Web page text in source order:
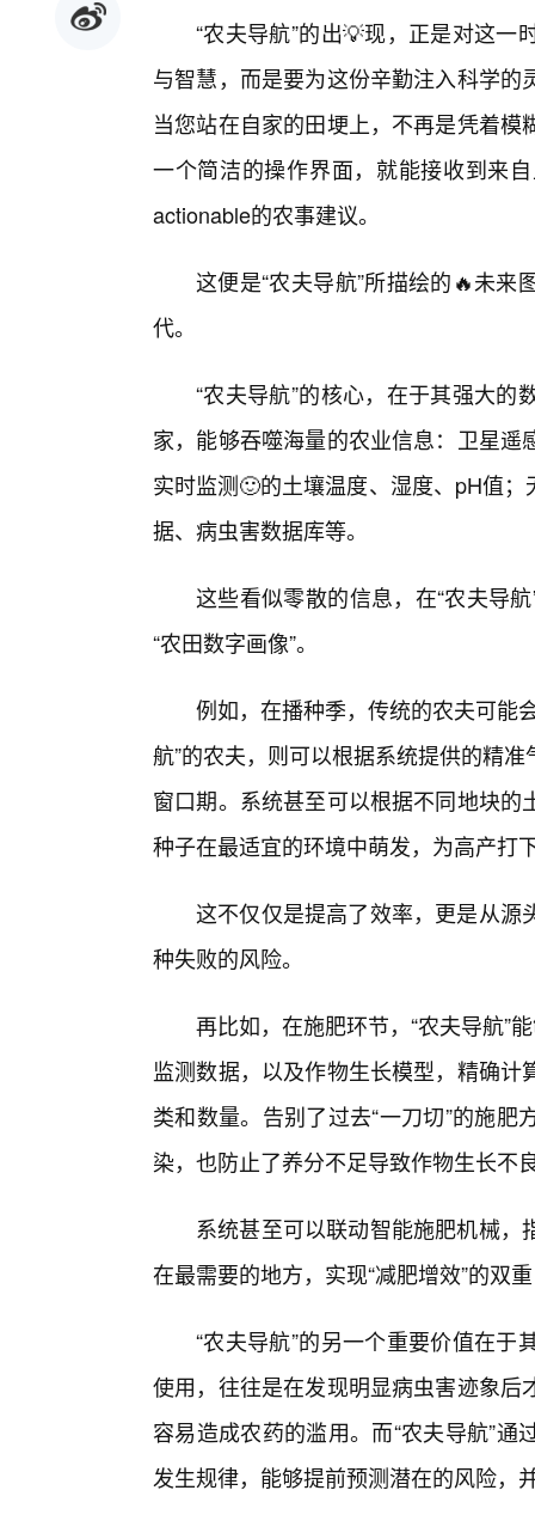
“农夫导航”的出💡现，正是对这
与智慧，而是要为这份辛勤注入科学
当您站在自家的田埂上，不再是凭着
一个简洁的操作界面，就能接收到来
actionable的农事建议。
这便是“农夫导航”所描绘的🔥未
代。
“农夫导航”的核心，在于其强大
家，能够吞噬海量的农业信息：卫星
实时监测🙂的土壤温度、湿度、pH值
据、病虫害数据库等。
这些看似零散的信息，在“农夫导
“农田数字画像”。
例如，在播种季，传统的农夫可能
航”的农夫，则可以根据系统提供的精
窗口期。系统甚至可以根据不同地块
种子在最适宜的环境中萌发，为高产打
这不仅仅是提高了效率，更是从源
种失败的风险。
再比如，在施肥环节，“农夫导航”
监测数据，以及作物生长模型，精确
类和数量。告别了过去“一刀切”的施
染，也防止了养分不足导致作物生长不
系统甚至可以联动智能施肥机械
在最需要的地方，实现“减肥增效”的双
“农夫导航”的另一个重要价值在
使用，往往是在发现明显病虫害迹象
容易造成农药的滥用。而“农夫导航”
发生规律，能够提前预测潜在的风险，